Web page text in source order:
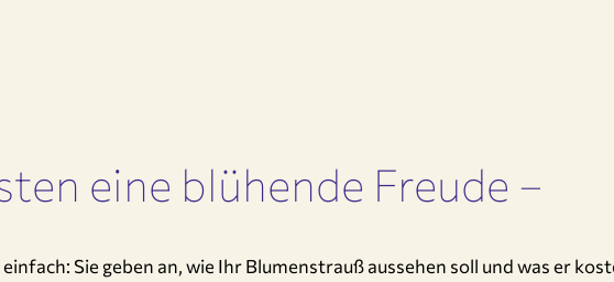
eine blühende Freude –
Sie geben an, wie Ihr Blumenstrauß aussehen soll und was er